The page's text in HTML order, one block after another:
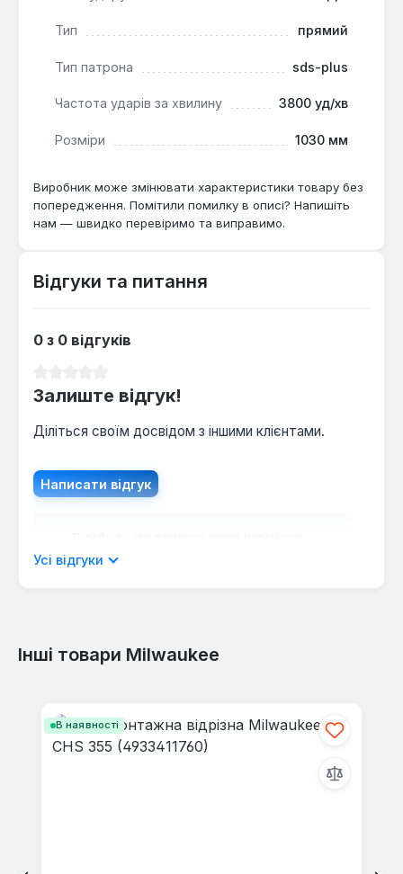
роблять його придатним для інтенсивної
ремонтних майстернях.
Тип прямий
Тип патрона sds-plus
Частота ударів за хвилину 3800 уд/хв
Розміри 1030 мм
Виробник може змінювати характеристики товару без
попередження. Помітили помилку в описі? Напишіть
нам — швидко перевіримо та виправимо.
Відгуки та питання
0 з 0 відгуків
Залиште відгук!
Діліться своїм досвідом з іншими клієнтами.
Написати відгук
мовою.
Відгуків не знайдено. Поділіться
Усі відгуки
Інші товари Milwaukee
В наявності